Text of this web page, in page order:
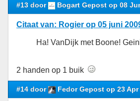
#13 door Bogart Gepost op 08
Citaat van: Rogier op 05 juni
Ha! VanDijk met Boone!
2 handen op 1 buik
#14 door Fedor Gepost op 23 Apr